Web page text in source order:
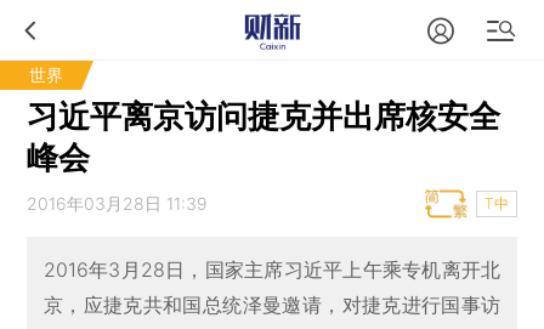
世界
习近平离京访问捷克并出席核安全
峰会
2016年03月28日 11:39 T中
2016年3月28日，国家主席习近平上午乘专机离开北
京，应捷克共和国总统泽曼邀请，对捷克进行国事访